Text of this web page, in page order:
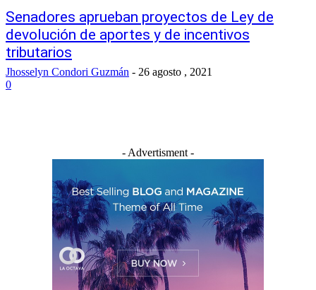
Senadores aprueban proyectos de Ley de
devolución de aportes y de incentivos
tributarios
Jhosselyn Condori Guzmán - 26 agosto , 2021
0
- Advertisment -